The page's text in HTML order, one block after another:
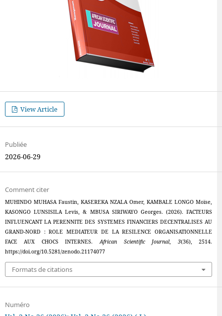
View Article
Publiée
2026-06-29
Comment citer
MUHINDO MUHASA Faustin, KASEREKA NZALA Omer, KAMBALE LONGO Moïse,
KASONGO LUNSISILA Levis, & MBUSA SIRIWAYO Georges. (2026). FACTEURS
INFLUENCANT LA PERENNITE DES SYSTEMES FINANCIERS DECENTRALISES AU
GRAND-NORD : ROLE MEDIATEUR DE LA RESILENCE ORGANISATIONNELLE
FACE AUX CHOCS INTERNES.African Scientific Journal, 3(36), 2514.
https://doi.org/10.5281/zenodo.21174077
Formats de citations
Numéro